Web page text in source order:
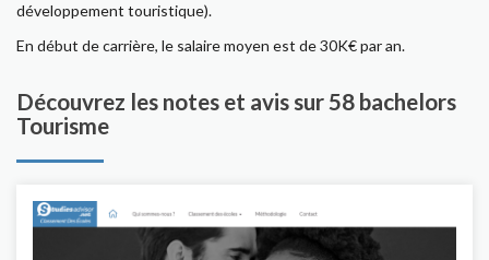
développement touristique).
En début de carrière, le salaire moyen est de 30K€ par an.
Découvrez les notes et avis sur 58 bachelors
Tourisme